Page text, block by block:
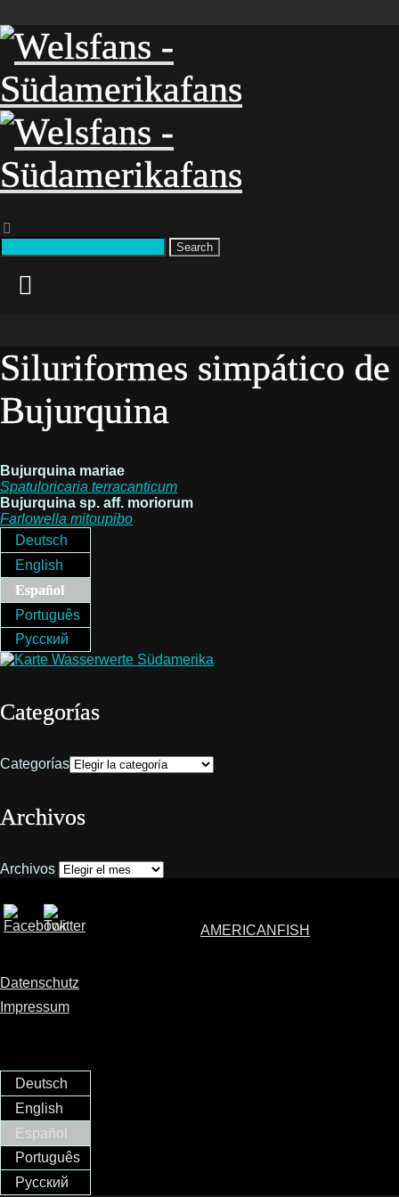
Search
Siluriformes simpático de
Bujurquina
Bujurquina mariae
Spatuloricaria terracanticum
Bujurquina sp. aff. moriorum
Farlowella mitoupibo
Deutsch
English
Español
Português
Русский
Categorías
Categorías
Archivos
Archivos
AMERICANFISH
Datenschutz
Impressum
Deutsch
English
Español
Português
Русский